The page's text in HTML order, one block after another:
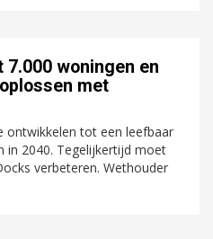
7.000 woningen en
met
ontwikkelen tot een leefbaar
in 2040. Tegelijkertijd moet
verbeteren. Wethouder